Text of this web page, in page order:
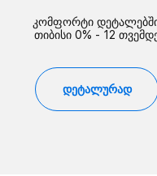
კომფორტი
თიბისი 0% - 12
დეტალურად